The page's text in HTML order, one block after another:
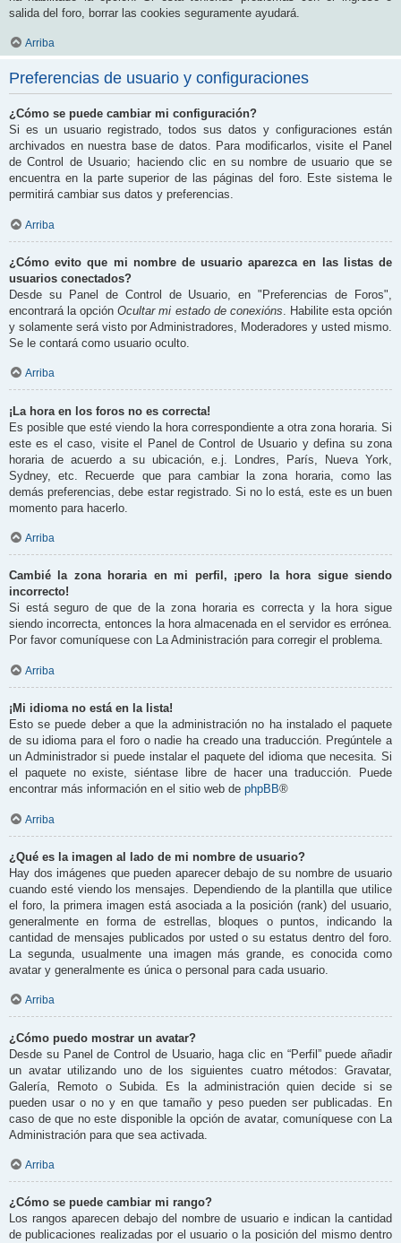
salida del foro, borrar las cookies seguramente ayudará.
Arriba
Preferencias de usuario y configuraciones
¿Cómo se puede cambiar mi configuración?
Si es un usuario registrado, todos sus datos y configuraciones están
archivados en nuestra base de datos. Para modificarlos, visite el Panel
de Control de Usuario; haciendo clic en su nombre de usuario que se
encuentra en la parte superior de las páginas del foro. Este sistema le
permitirá cambiar sus datos y preferencias.
Arriba
¿Cómo evito que mi nombre de usuario aparezca en las listas de
usuarios conectados?
Desde su Panel de Control de Usuario, en "Preferencias de Foros",
encontrará la opciónOcultar mi estado de conexións . Habilite esta opción
y solamente será visto por Administradores, Moderadores y usted mismo.
Se le contará como usuario oculto.
Arriba
¡La hora en los foros no es correcta!
Es posible que esté viendo la hora correspondiente a otra zona horaria. Si
este es el caso, visite el Panel de Control de Usuario y defina su zona
horaria de acuerdo a su ubicación, e.j. Londres, París, Nueva York,
Sydney, etc. Recuerde que para cambiar la zona horaria, como las
demás preferencias, debe estar registrado. Si no lo está, este es un buen
momento para hacerlo.
Arriba
Cambié la zona horaria en mi perfil, ¡pero la hora sigue siendo
incorrecto!
Si está seguro de que de la zona horaria es correcta y la hora sigue
siendo incorrecta, entonces la hora almacenada en el servidor es errónea.
Por favor comuníquese con La Administración para corregir el problema.
Arriba
¡Mi idioma no está en la lista!
Esto se puede deber a que la administración no ha instalado el paquete
de su idioma para el foro o nadie ha creado una traducción. Pregúntele a
un Administrador si puede instalar el paquete del idioma que necesita. Si
el paquete no existe, siéntase libre de hacer una traducción. Puede
encontrar más información en el sitio web de phpBB®
Arriba
¿Qué es la imagen al lado de mi nombre de usuario?
Hay dos imágenes que pueden aparecer debajo de su nombre de usuario
cuando esté viendo los mensajes. Dependiendo de la plantilla que utilice
el foro, la primera imagen está asociada a la posición (rank) del usuario,
generalmente en forma de estrellas, bloques o puntos, indicando la
cantidad de mensajes publicados por usted o su estatus dentro del foro.
La segunda, usualmente una imagen más grande, es conocida como
avatar y generalmente es única o personal para cada usuario.
Arriba
¿Cómo puedo mostrar un avatar?
Desde su Panel de Control de Usuario, haga clic en “Perfil” puede añadir
un avatar utilizando uno de los siguientes cuatro métodos: Gravatar,
Galería, Remoto o Subida. Es la administración quien decide si se
pueden usar o no y en que tamaño y peso pueden ser publicadas. En
caso de que no este disponible la opción de avatar, comuníquese con La
Administración para que sea activada.
Arriba
¿Cómo se puede cambiar mi rango?
Los rangos aparecen debajo del nombre de usuario e indican la cantidad
de publicaciones realizadas por el usuario o la posición del mismo dentro